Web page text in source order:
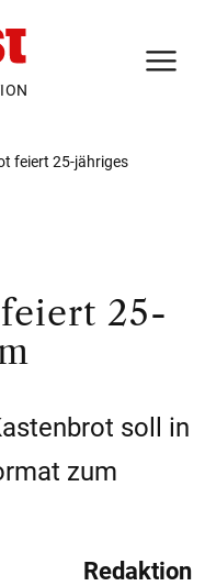
feiert 25-jähriges
25-
soll in
zum
Redaktion